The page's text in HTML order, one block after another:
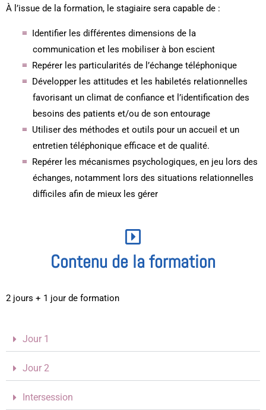
À l’issue de la formation, le stagiaire sera capable de :
Identifier les différentes dimensions de la
communication et les mobiliser à bon escient
Repérer les particularités de l’échange téléphonique
Développer les attitudes et les habiletés relationnelles
favorisant un climat de confiance et l’identification des
besoins des patients et/ou de son entourage
Utiliser des méthodes et outils pour un accueil et un
entretien téléphonique efficace et de qualité.
Repérer les mécanismes psychologiques, en jeu lors des
échanges, notamment lors des situations relationnelles
difficiles afin de mieux les gérer
Contenu de la formation
2 jours + 1 jour de formation
Jour 1
Jour 2
Intersession